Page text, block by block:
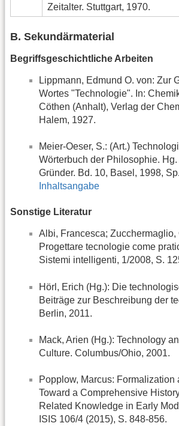
Zeitalter. Stuttgart, 1970.
B. Sekundärmaterial
Begriffsgeschichtliche Arbeiten
Lippmann, Edmund O. von: Zur
Wortes "Technologie". In:
Cöthen (Anhalt), Verlag der
Halem, 1927.
Meier-Oeser, S.: (Art.)
Wörterbuch der Philosophie. Hg.
Gründer. Bd. 10, Basel, 1998,
Inhaltsangabe
Sonstige Literatur
Albi, Francesca; Zucchermaglio,
Progettare tecnologie come
Sistemi intelligenti, 1/2008, S.
Hörl, Erich (Hg.): Die
Beiträge zur Beschreibung der
Berlin, 2011.
Mack, Arien (Hg.): Technology
Culture. Columbus/Ohio, 2001.
Popplow, Marcus: Formalization
Toward a Comprehensive
Related Knowledge in Early
ISIS 106/4 (2015), S. 848-856.